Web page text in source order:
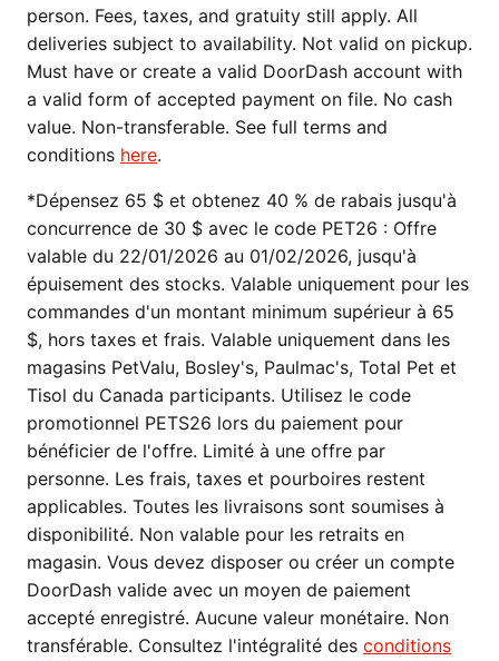
person. Fees, taxes, and gratuity still apply. All
deliveries subject to availability. Not valid on pickup.
Must have or create a valid DoorDash account with
a valid form of accepted payment on file. No cash
value. Non-transferable. See full terms and
conditions here.
*Dépensez 65 $ et obtenez 40 % de rabais jusqu'à
concurrence de 30 $ avec le code PET26 : Offre
valable du 22/01/2026 au 01/02/2026, jusqu'à
épuisement des stocks. Valable uniquement pour les
commandes d'un montant minimum supérieur à 65
$, hors taxes et frais. Valable uniquement dans les
magasins PetValu, Bosley's, Paulmac's, Total Pet et
Tisol du Canada participants. Utilisez le code
promotionnel PETS26 lors du paiement pour
bénéficier de l'offre. Limité à une offre par
personne. Les frais, taxes et pourboires restent
applicables. Toutes les livraisons sont soumises à
disponibilité. Non valable pour les retraits en
magasin. Vous devez disposer ou créer un compte
DoorDash valide avec un moyen de paiement
accepté enregistré. Aucune valeur monétaire. Non
transférable. Consultez l'intégralité des conditions